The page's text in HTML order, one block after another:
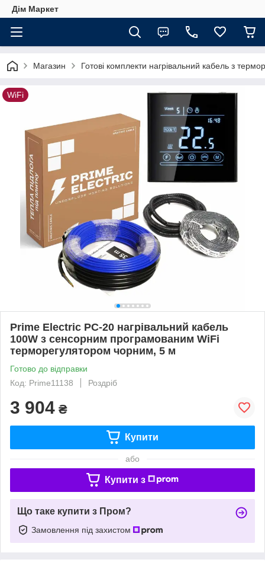
Дім Маркет
Магазин Готові комплекти нагрівальний кабель з
WiFi
Prime Electric PC-20 нагрівальний кабель
100W з сенсорним програмованим WiFi
терморегулятором чорним, 5 м
Готово до відправки
Код: Prime11138
Роздріб
3 904 ₴
Купити
або
Купити з
Що таке купити з Пром?
Замовлення під захистом